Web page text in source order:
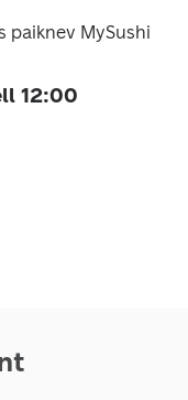
paiknev MySushi
12:00